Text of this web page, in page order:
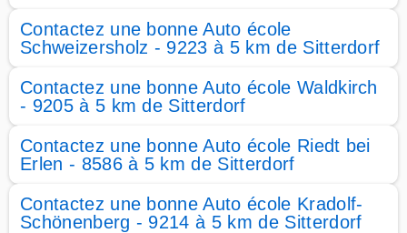
Contactez une bonne Auto école
Schweizersholz - 9223 à 5 km de Sitterdorf
Contactez une bonne Auto école Waldkirch
- 9205 à 5 km de Sitterdorf
Contactez une bonne Auto école Riedt bei
Erlen - 8586 à 5 km de Sitterdorf
Contactez une bonne Auto école Kradolf-
Schönenberg - 9214 à 5 km de Sitterdorf